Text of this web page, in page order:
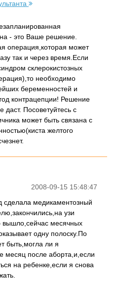
- это Ваше решение.
операция,которая может
так и через время.Если
склерокистозных
необходимо
беременностей и
контрацепции! Решение
даст. Посоветуйтесь с
может быть связана с
желтого
2008-09-15 15:48:47
сделала медикаментозный
узи
вышло,сейчас месячных
одну полоску.По
быть,могла ли я
месяц после аборта,и,если
на ребенке,если я снова